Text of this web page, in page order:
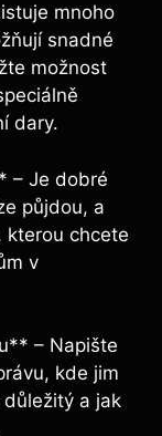
mnoho
snadné
možnost
dary.
– Je dobré
půjdou, a
kterou chcete
v
– Napište
kde jim
a jak